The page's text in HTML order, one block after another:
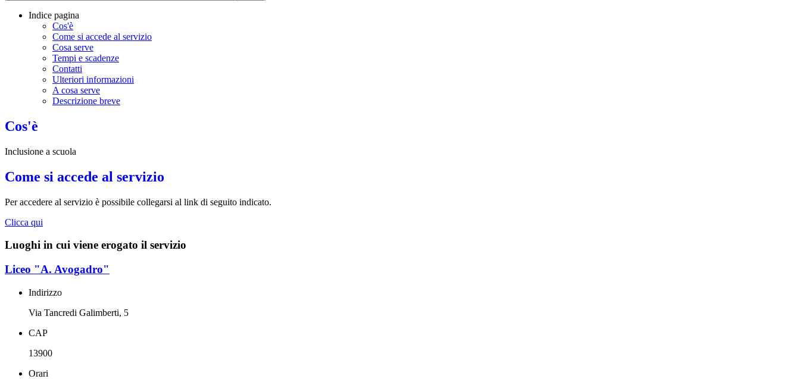
Indice pagina
Cos'è
Come si accede al servizio
Cosa serve
Tempi e scadenze
Contatti
Ulteriori informazioni
A cosa serve
Descrizione breve
Cos'è
Inclusione a scuola
Come si accede al servizio
Per accedere al servizio è possibile collegarsi al link di seguito indicato.
Clicca qui
Luoghi in cui viene erogato il servizio
Liceo "A. Avogadro"
Indirizzo
Via Tancredi Galimberti, 5
CAP
13900
Orari